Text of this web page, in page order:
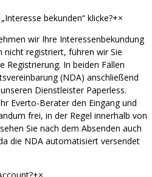
bekunden“ klicke?+×
wir Ihre Interessenbekundung
nicht registriert, führen wir Sie
Registrierung. In beiden Fällen
(NDA) anschließend
Dienstleister Paperless.
Everto-Berater den Eingang und
frei, in der Regel innerhalb von
Sie nach dem Absenden auch
die NDA automatisiert versendet